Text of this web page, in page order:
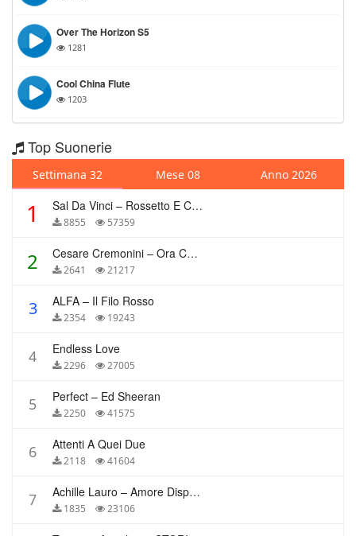
Over The Horizon S5
1281
Cool China Flute
1203
Top Suonerie
Settimana 32 Mese 08 Anno 2026
1 Sal Da Vinci – Rossetto E Caffè
8855 57359
2 Cesare Cremonini – Ora Che Non Ho Più Te
2641 21217
3 ALFA – Il Filo Rosso
2354 19243
4 Endless Love
2296 27005
5 Perfect – Ed Sheeran
2250 41575
6 Attenti A Quei Due
2118 41604
7 Achille Lauro – Amore Disperato
1835 23106